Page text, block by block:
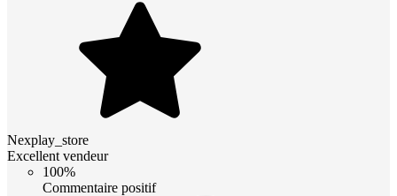
Nexplay_store
Excellent vendeur
100%
Commentaire positif